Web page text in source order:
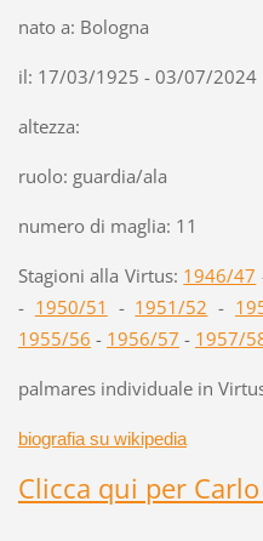
nato a: Bologna
il: 17/03/1925 - 03/07/2024
altezza:
ruolo: guardia/ala
numero di maglia: 11
Stagioni alla Virtus: 1946/47
- 1950/51 - 1951/52 -
1955/56 - 1956/57 - 1957/
palmares individuale in
biografia su wikipedia
Clicca qui per